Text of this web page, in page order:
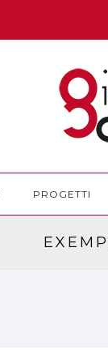
PROGETTI